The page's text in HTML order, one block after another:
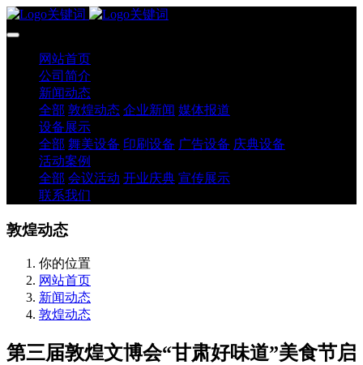
网站首页
公司简介
新闻动态
全部 敦煌动态 企业新闻 媒体报道
设备展示
全部 舞美设备 印刷设备 广告设备 庆典设备
活动案例
全部 会议活动 开业庆典 宣传展示
联系我们
敦煌动态
你的位置
网站首页
新闻动态
敦煌动态
第三届敦煌文博会“甘肃好味道”美食节启